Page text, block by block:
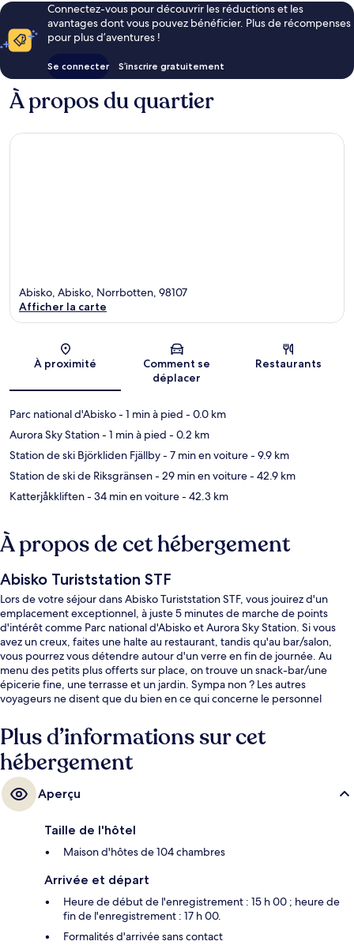
Connectez-vous pour découvrir les réductions et les
avantages dont vous pouvez bénéficier. Plus de récompenses
pour plus d’aventures !
Se connecter S’inscrire gratuitement
À propos du quartier
Carte
Abisko, Abisko, Norrbotten, 98107
Afficher la carte
À proximité
Comment se
déplacer
Restaurants
Parc national d'Abisko- 1 min à pied - 0.0 km
Aurora Sky Station- 1 min à pied - 0.2 km
Station de ski Björkliden Fjällby- 7 min en voiture- 9.9 km
Station de ski de Riksgränsen- 29 min en voiture- 42.9 km
Katterjåkkliften- 34 min en voiture- 42.3 km
À propos de cet hébergement
Abisko Turiststation STF
Lors de votre séjour dans Abisko Turiststation STF, vous jouirez d'un
emplacement exceptionnel, à juste 5 minutes de marche de points
d'intérêt comme Parc national d'Abisko et Aurora Sky Station. Si vous
avez un creux, faites une halte au restaurant, tandis qu'au bar/salon,
vous pourrez vous détendre autour d'un verre en fin de journée. Au
menu des petits plus offerts sur place, on trouve un snack-bar/une
épicerie fine, une terrasse et un jardin. Sympa non ? Les autres
voyageurs ne disent que du bien en ce qui concerne le personnel
Plus d’informations sur cet
hébergement
Aperçu
Taille de l'hôtel
Maison d'hôtes de 104 chambres
Arrivée et départ
Heure de début de l'enregistrement : 15 h 00 ; heure de
fin de l'enregistrement : 17 h 00.
Formalités d'arrivée sans contact